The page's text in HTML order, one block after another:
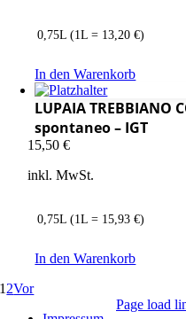
0,75L (1L = 13,20 €)
In den Warenkorb
LUPAIA TREBBIANO
spontaneo – IGT
15,50€
inkl. MwSt.
0,75L (1L = 15,93 €)
In den Warenkorb
1 2Vor
Page load